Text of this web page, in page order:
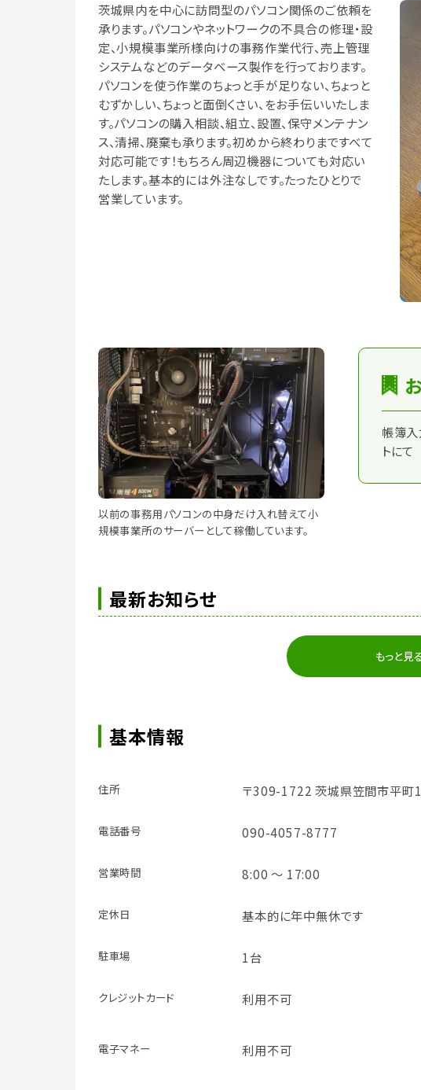
茨城県内を中心に訪問型のパソコン関係のご依頼を
承ります。パソコンやネットワークの不具合の修理・設
定、小規模事業所様向けの事務作業代行、売上管理
システムなどのデータベース製作を行っております。
パソコンを使う作業のちょっと手が足りない、ちょっと
むずかしい、ちょっと面倒くさい、をお手伝いいたしま
す。パソコンの購入相談、組立、設置、保守メンテナン
ス、清掃、廃棄も承ります。初めから終わりまですべて
対応可能です！もちろん周辺機器についても対応い
たします。基本的には外注なしです。たったひとりで
営業しています。
以前の事務用パソコンの中身だけ入れ替えて小
規模事業所のサーバーとして稼働しています。
帳簿入
トにて
最新お知らせ
もっと見
基本情報
住所 〒309-1722 茨城県笠間市平
電話番号 090-4057-8777
営業時間 8:00 ～ 17:00
定休日 基本的に年中無休です
駐車場 1台
クレジットカード 利用不可
電子マネー 利用不可